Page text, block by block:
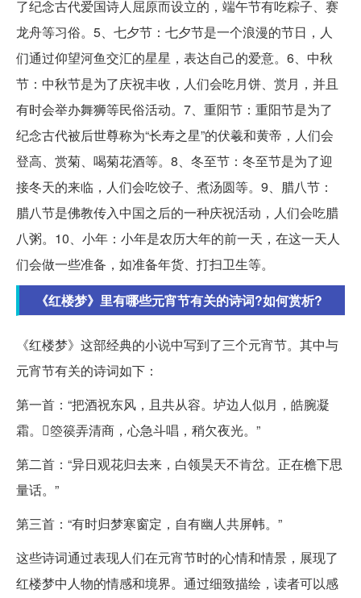
了纪念古代爱国诗人屈原而设立的，端午节有吃粽子、赛
龙舟等习俗。5、七夕节：七夕节是一个浪漫的节日，人
们通过仰望河鱼交汇的星星，表达自己的爱意。6、中秋
节：中秋节是为了庆祝丰收，人们会吃月饼、赏月，并且
有时会举办舞狮等民俗活动。7、重阳节：重阳节是为了
纪念古代被后世尊称为“长寿之星”的伏羲和黄帝，人们会
登高、赏菊、喝菊花酒等。8、冬至节：冬至节是为了迎
接冬天的来临，人们会吃饺子、煮汤圆等。9、腊八节：
腊八节是佛教传入中国之后的一种庆祝活动，人们会吃腊
八粥。10、小年：小年是农历大年的前一天，在这一天人
们会做一些准备，如准备年货、打扫卫生等。
《红楼梦》里有哪些元宵节有关的诗词?如何赏析?
《红楼梦》这部经典的小说中写到了三个元宵节。其中与
元宵节有关的诗词如下：
第一首：“把酒祝东风，且共从容。垆边人似月，皓腕凝
霜。箜篌弄清商，心急斗唱，稍欠夜光。”
第二首：“异日观花归去来，白领昊天不肯岔。正在檐下思
量话。”
第三首：“有时归梦寒窗定，自有幽人共屏帏。”
这些诗词通过表现人们在元宵节时的心情和情景，展现了
红楼梦中人物的情感和境界。通过细致描绘，读者可以感